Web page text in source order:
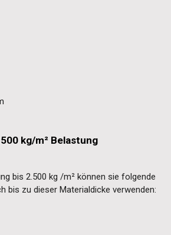
kg/m² Belastung
bis 2.500 kg /m² können sie folgende
bis zu dieser Materialdicke verwenden: